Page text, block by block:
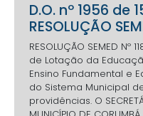
D.O. nº 1956 de
RESOLUÇÃO
RESOLUÇÃO SEMED
de Lotação da
Ensino Fundamental e
do Sistema Municipal
providências. O